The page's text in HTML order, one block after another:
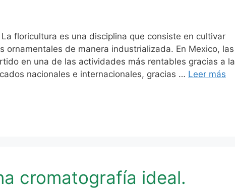
floricultura es una disciplina que consiste en cultivar
ornamentales de manera industrializada. En Mexico, las
en una de las actividades más rentables gracias a la
nacionales e internacionales, gracias … Leer más
cromatografía ideal.